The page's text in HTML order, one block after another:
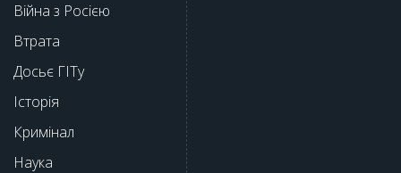
Війна з Росією
Втрата
Досьє ГІТу
Історія
Кримінал
Наука